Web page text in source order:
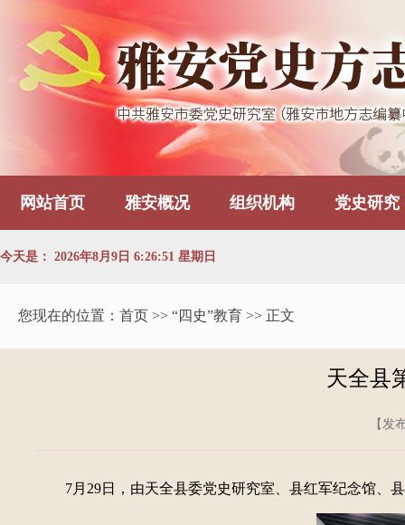
网站首页 雅安概况 组织机构 党史研究
今天是： 2026年8月9日 6:26:51 星期日
您现在的位置： 首页 >> “四史”教育 >> 正文
天全县
【发
7月29日，由天全县委党史研究室、县红军纪念馆、